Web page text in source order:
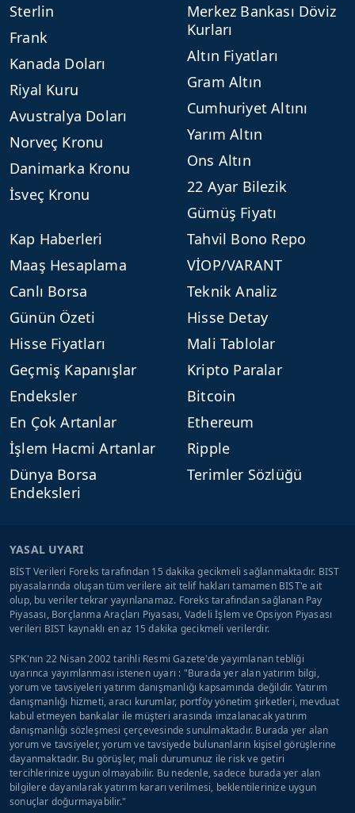
Sterlin
Frank
Kanada Doları
Riyal Kuru
Avustralya Doları
Norveç Kronu
Danimarka Kronu
İsveç Kronu
Merkez Bankası Döviz
Kurları
Altın Fiyatları
Gram Altın
Cumhuriyet Altını
Yarım Altın
Ons Altın
22 Ayar Bilezik
Gümüş Fiyatı
Kap Haberleri
Maaş Hesaplama
Canlı Borsa
Günün Özeti
Hisse Fiyatları
Geçmiş Kapanışlar
Endeksler
En Çok Artanlar
İşlem Hacmi Artanlar
Dünya Borsa
Endeksleri
Tahvil Bono Repo
VİOP/VARANT
Teknik Analiz
Hisse Detay
Mali Tablolar
Kripto Paralar
Bitcoin
Ethereum
Ripple
Terimler Sözlüğü
YASAL UYARI
BİST Verileri Foreks tarafından 15 dakika gecikmeli sağlanmaktadır. BIST
piyasalarında oluşan tüm verilere ait telif hakları tamamen BIST'e ait
olup, bu veriler tekrar yayınlanamaz. Foreks tarafından sağlanan Pay
Piyasası, Borçlanma Araçları Piyasası, Vadeli İşlem ve Opsiyon Piyasası
verileri BIST kaynaklı en az 15 dakika gecikmeli verilerdir.
SPK'nın 22 Nisan 2002 tarihli Resmi Gazete'de yayımlanan tebliği
uyarınca yayımlanması istenen uyarı : "Burada yer alan yatırım bilgi,
yorum ve tavsiyeleri yatırım danışmanlığı kapsamında değildir. Yatırım
danışmanlığı hizmeti, aracı kurumlar, portföy yönetim şirketleri, mevduat
kabul etmeyen bankalar ile müşteri arasında imzalanacak yatırım
danışmanlığı sözleşmesi çerçevesinde sunulmaktadır. Burada yer alan
yorum ve tavsiyeler, yorum ve tavsiyede bulunanların kişisel görüşlerine
dayanmaktadır. Bu görüşler, mali durumunuz ile risk ve getiri
tercihlerinize uygun olmayabilir. Bu nedenle, sadece burada yer alan
bilgilere dayanılarak yatırım kararı verilmesi, beklentilerinize uygun
sonuçlar doğurmayabilir."